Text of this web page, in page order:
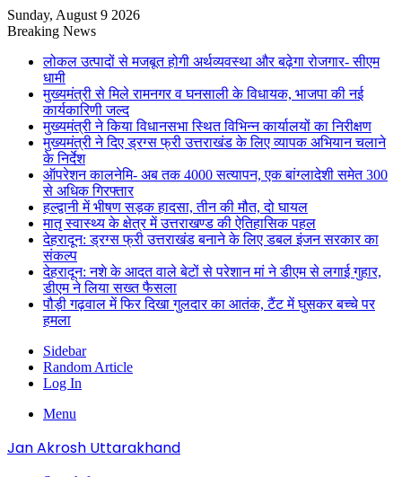
Sunday, August 9 2026
Breaking News
लोकल उत्पादों से मजबूत होगी अर्थव्यवस्था और बढ़ेगा रोजगार- सीएम
धामी
मुख्यमंत्री से मिले रामनगर व घनसाली के विधायक, भाजपा की नई
कार्यकारिणी जल्द
मुख्यमंत्री ने किया विधानसभा स्थित विभिन्न कार्यालयों का निरीक्षण
मुख्यमंत्री ने दिए ड्रग्स फ्री उत्तराखंड के लिए व्यापक अभियान चलाने
के निर्देश
ऑपरेशन कालनेमि- अब तक 4000 सत्यापन, एक बांग्लादेशी समेत 300
से अधिक गिरफ्तार
हल्द्वानी में भीषण सड़क हादसा, तीन की मौत, दो घायल
मातृ स्वास्थ्य के क्षेत्र में उत्तराखण्ड की ऐतिहासिक पहल
देहरादून: ड्रग्स फ्री उत्तराखंड बनाने के लिए डबल इंजन सरकार का
संकल्प
देहरादून: नशे के आदत वाले बेटों से परेशान मां ने डीएम से लगाई गुहार,
डीएम ने लिया सख्त फैसला
पौड़ी गढ़वाल में फिर दिखा गुलदार का आतंक, टैंट में घुसकर बच्चे पर
हमला
Sidebar
Random Article
Log In
Menu
Jan Akrosh Uttarakhand